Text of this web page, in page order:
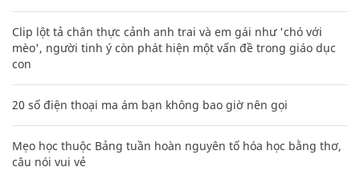
Clip lột tả chân thực cảnh anh trai và em gái như 'chó với
mèo', người tinh ý còn phát hiện một vấn đề trong giáo dục
con
20 số điện thoại ma ám bạn không bao giờ nên gọi
Mẹo học thuộc Bảng tuần hoàn nguyên tố hóa học bằng thơ,
câu nói vui vẻ